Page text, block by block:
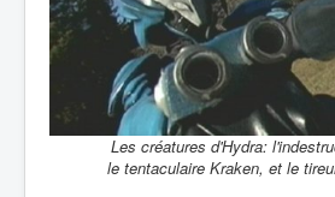
Les créatures d'Hydra:
le tentaculaire Kraken, et le